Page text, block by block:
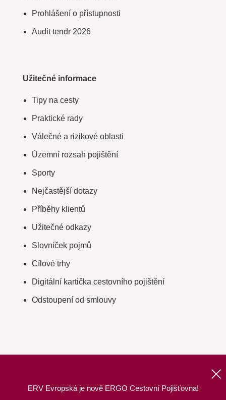
ERV Evropská je nově ERGO Cestovní Pojišťovna!
Prohlášení o přístupnosti
Audit tendr 2026
Užitečné informace
Tipy na cesty
Praktické rady
Válečné a rizikové oblasti
Územní rozsah pojištění
Sporty
Nejčastější dotazy
Příběhy klientů
Užitečné odkazy
Slovníček pojmů
Cílové trhy
Digitální kartička cestovního pojištění
Odstoupení od smlouvy